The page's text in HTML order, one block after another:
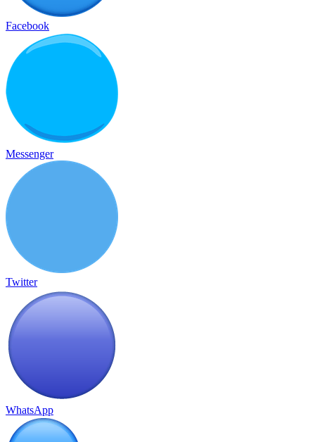
Facebook
Messenger
Twitter
WhatsApp